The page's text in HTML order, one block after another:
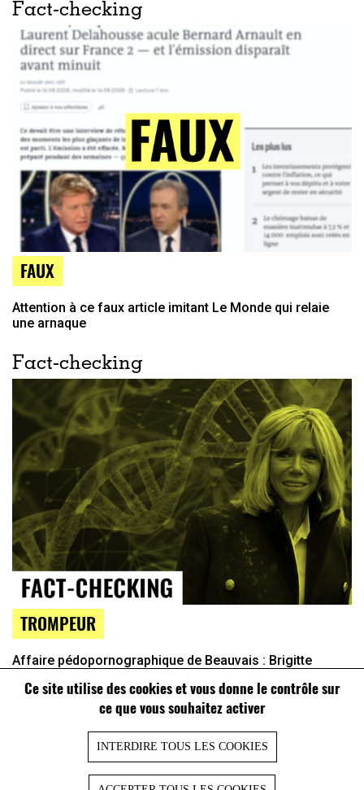
Ce site utilise des cookies et vous donne le contrôle sur
ce que vous souhaitez activer
INTERDIRE TOUS LES COOKIES
Fact-checking
FAUX
Attention à ce faux article imitant Le Monde qui relaie
une arnaque
Fact-checking
TROMPEUR
Affaire pédopornographique de Beauvais : Brigitte
flou